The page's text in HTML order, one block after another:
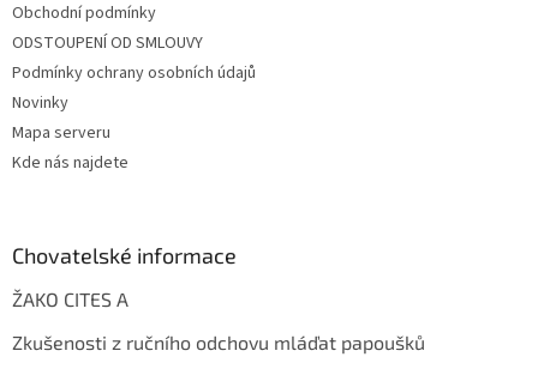
Obchodní podmínky
ODSTOUPENÍ OD SMLOUVY
Podmínky ochrany osobních údajů
Novinky
Mapa serveru
Kde nás najdete
Chovatelské informace
ŽAKO CITES A
Zkušenosti z ručního odchovu mláďat papoušků